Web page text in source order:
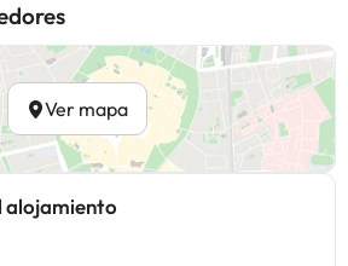
Ver mapa
alojamiento